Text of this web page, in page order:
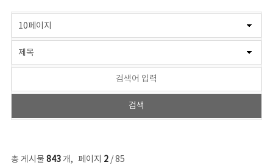
총 게시물 843개, 페이지 2/ 85